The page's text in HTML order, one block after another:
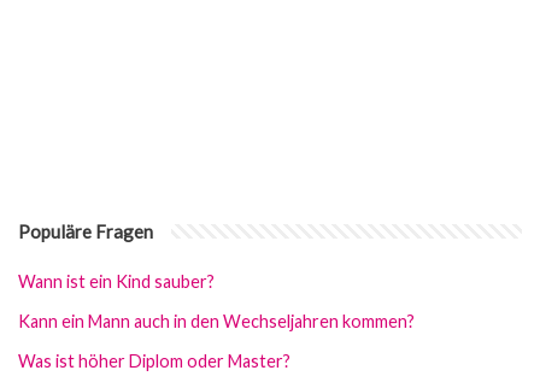
Populäre Fragen
Wann ist ein Kind sauber?
Kann ein Mann auch in den Wechseljahren kommen?
Was ist höher Diplom oder Master?